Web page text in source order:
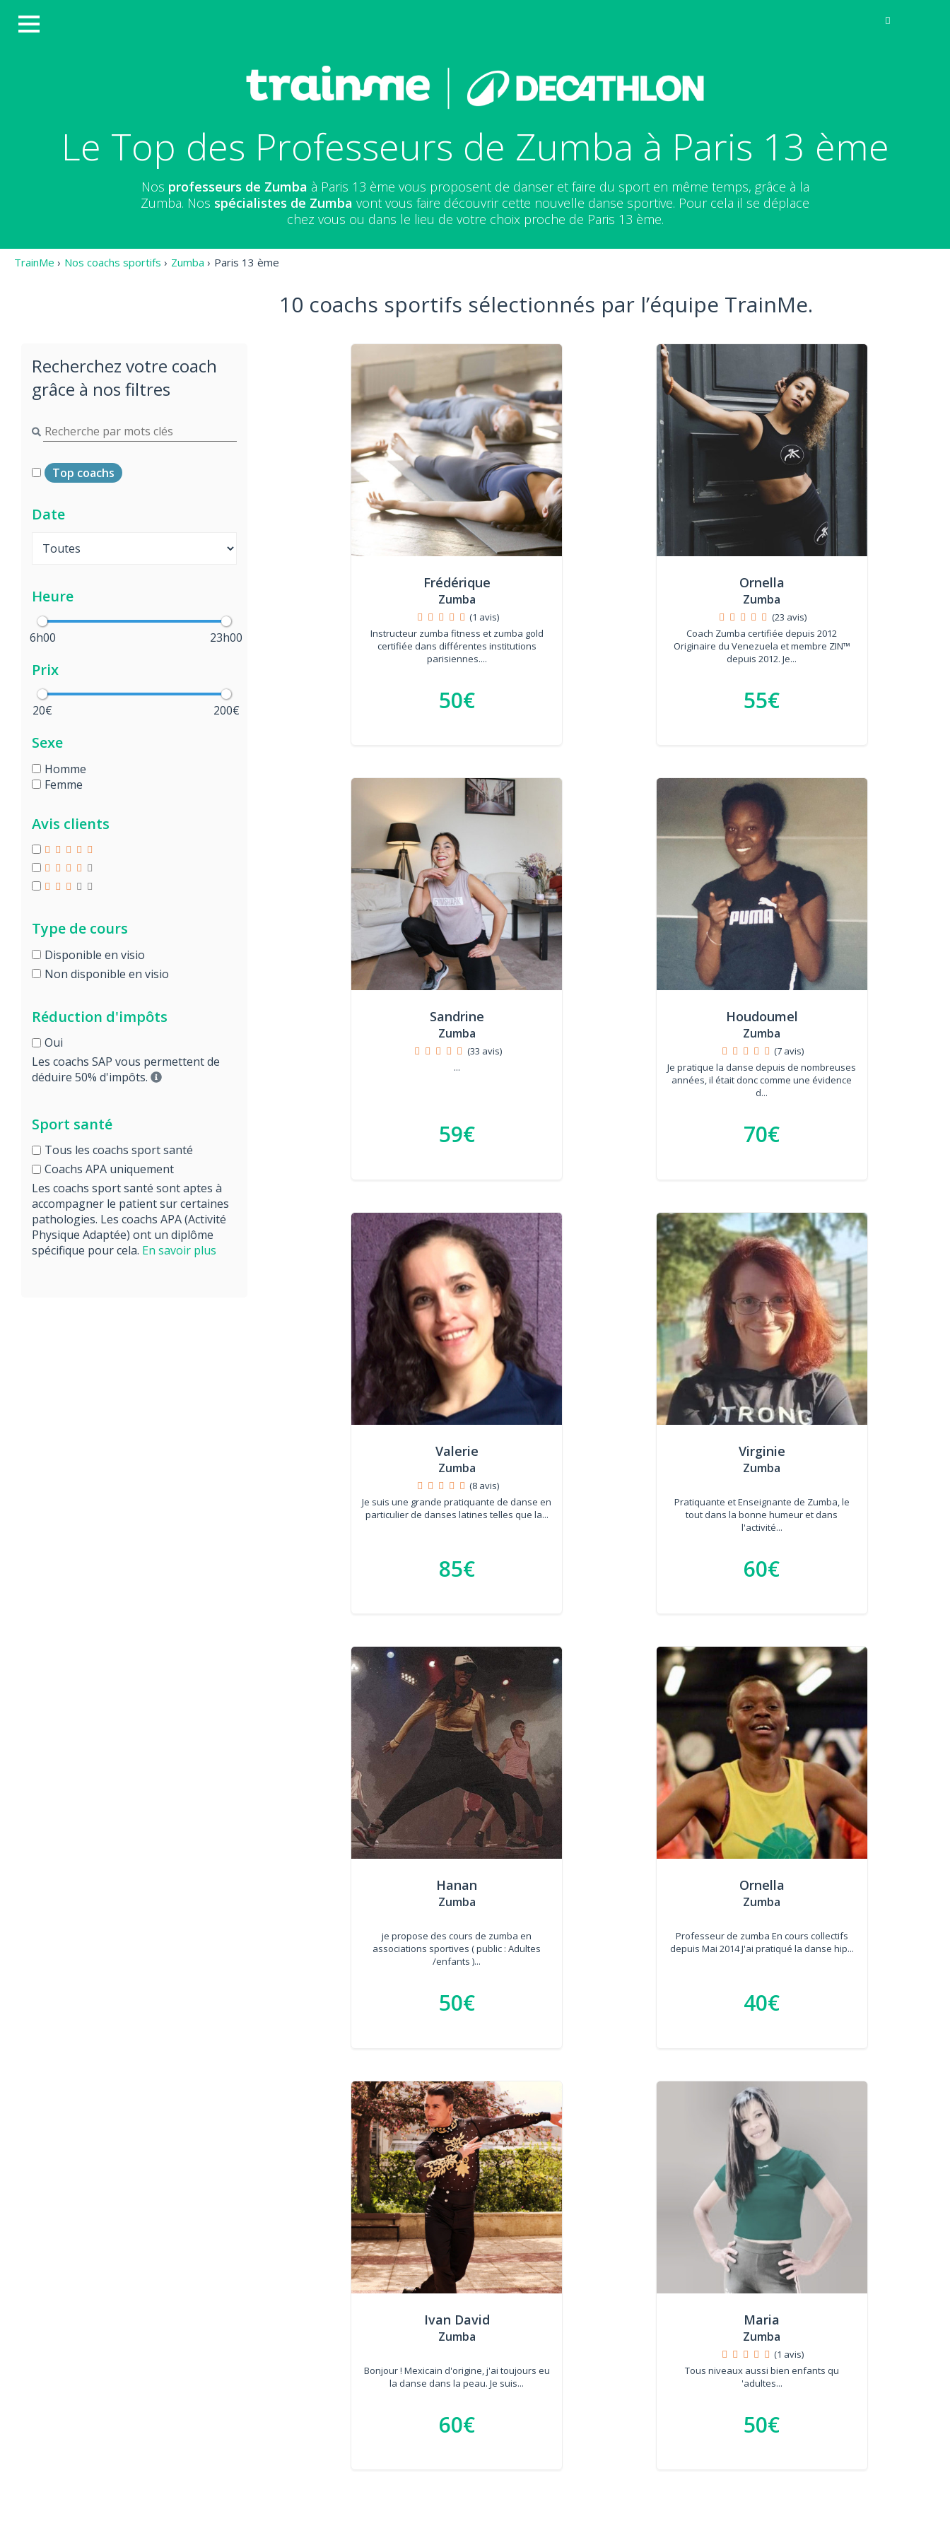
Le Top des Professeurs de Zumba à Paris 13 ème
Nos professeurs de Zumba à Paris 13 ème vous proposent de danser et faire du sport en même temps, grâce à la
Zumba. Nos spécialistes de Zumba vont vous faire découvrir cette nouvelle danse sportive. Pour cela il se déplace
chez vous ou dans le lieu de votre choix proche de Paris 13 ème.
TrainMe › Nos coachs sportifs › Zumba › Paris 13 ème
Recherchez votre coach
grâce à nos filtres
Top coachs
Date
Heure
6h00 23h00
Prix
20€ 200€
Sexe
Homme
Femme
Avis clients
Type de cours
Disponible en visio
Non disponible en visio
Réduction d'impôts
Oui
Les coachs SAP vous permettent de
déduire 50% d'impôts.
Sport santé
Tous les coachs sport santé
Coachs APA uniquement
Les coachs sport santé sont aptes à
accompagner le patient sur certaines
pathologies. Les coachs APA (Activité
Physique Adaptée) ont un diplôme
spécifique pour cela. En savoir plus
10 coachs sportifs sélectionnés par l’équipe TrainMe.
Frédérique
Zumba
(1 avis)
Instructeur zumba fitness et zumba gold
certifiée dans différentes institutions
parisiennes....
50€
Ornella
Zumba
(23 avis)
Coach Zumba certifiée depuis 2012
Originaire du Venezuela et membre ZIN™
depuis 2012. Je...
55€
Sandrine
Zumba
(33 avis)
...
59€
Houdoumel
Zumba
(7 avis)
Je pratique la danse depuis de nombreuses
années, il était donc comme une évidence
d...
70€
Valerie
Zumba
(8 avis)
Je suis une grande pratiquante de danse en
particulier de danses latines telles que la...
85€
Virginie
Zumba
Pratiquante et Enseignante de Zumba, le
tout dans la bonne humeur et dans
l'activité...
60€
Hanan
Zumba
je propose des cours de zumba en
associations sportives ( public : Adultes
/enfants )...
50€
Ornella
Zumba
Professeur de zumba En cours collectifs
depuis Mai 2014 J'ai pratiqué la danse hip...
40€
Ivan David
Zumba
Bonjour ! Mexicain d'origine, j'ai toujours eu
la danse dans la peau. Je suis...
60€
Maria
Zumba
(1 avis)
Tous niveaux aussi bien enfants qu
'adultes...
50€